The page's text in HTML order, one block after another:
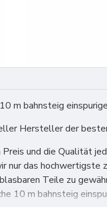
m bahnsteig
Hersteller der
Preis und die Qualität
nur das
Teile zu
10 m bahnsteig